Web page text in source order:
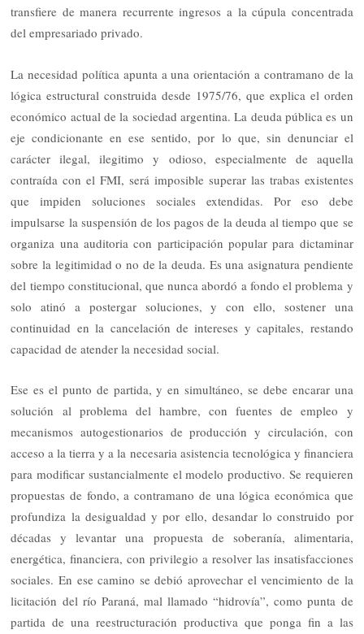
transfiere de manera recurrente ingresos a la cúpula concentrada
del empresariado privado.
La necesidad política apunta a una orientación a contramano de la
lógica estructural construida desde 1975/76, que explica el orden
económico actual de la sociedad argentina. La deuda pública es un
eje condicionante en ese sentido, por lo que, sin denunciar el
carácter ilegal, ilegitimo y odioso, especialmente de aquella
contraída con el FMI, será imposible superar las trabas existentes
que impiden soluciones sociales extendidas. Por eso debe
impulsarse la suspensión de los pagos de la deuda al tiempo que se
organiza una auditoria con participación popular para dictaminar
sobre la legitimidad o no de la deuda. Es una asignatura pendiente
del tiempo constitucional, que nunca abordó a fondo el problema y
solo atinó a postergar soluciones, y con ello, sostener una
continuidad en la cancelación de intereses y capitales, restando
capacidad de atender la necesidad social.
Ese es el punto de partida, y en simultáneo, se debe encarar una
solución al problema del hambre, con fuentes de empleo y
mecanismos autogestionarios de producción y circulación, con
acceso a la tierra y a la necesaria asistencia tecnológica y financiera
para modificar sustancialmente el modelo productivo. Se requieren
propuestas de fondo, a contramano de una lógica económica que
profundiza la desigualdad y por ello, desandar lo construido por
décadas y levantar una propuesta de soberanía, alimentaria,
energética, financiera, con privilegio a resolver las insatisfacciones
sociales. En ese camino se debió aprovechar el vencimiento de la
licitación del río Paraná, mal llamado “hidrovía”, como punta de
partida de una reestructuración productiva que ponga fin a las